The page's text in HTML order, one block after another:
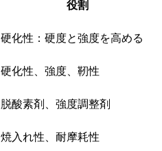
役割
硬化性：硬度と強度を高める
硬化性、強度、靭性
脱酸素剤、強度調整剤
焼入れ性、耐摩耗性